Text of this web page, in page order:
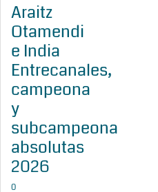
Araitz
Otamendi
e India
Entrecanales,
campeona
y
subcampeona
absolutas
2026
0